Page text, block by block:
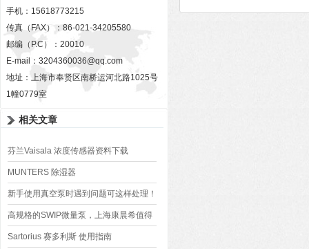
手机：15618773215
传真（FAX）：86-021-34205580
邮编（P.C）：20010
E-mail： 3204360036@qq.com
地址：上海市奉贤区南桥运河北路1025号
1幢0779室
相关文章
芬兰Vaisala 浓度传感器资料下载
HPP271
MUNTERS 除湿器
新手使用真空泵时遇到问题可这样处理！
高规格的SWIP微量泵，上海康晨希值得
您的喜爱
Sartorius 赛多利斯 使用指南